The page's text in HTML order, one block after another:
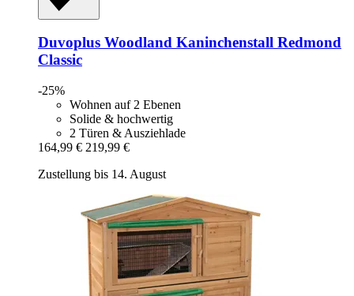
Duvoplus Woodland Kaninchenstall Redmond
Classic
-25%
Wohnen auf 2 Ebenen
Solide & hochwertig
2 Türen & Ausziehlade
164,99 € 219,99 €
Zustellung bis 14. August